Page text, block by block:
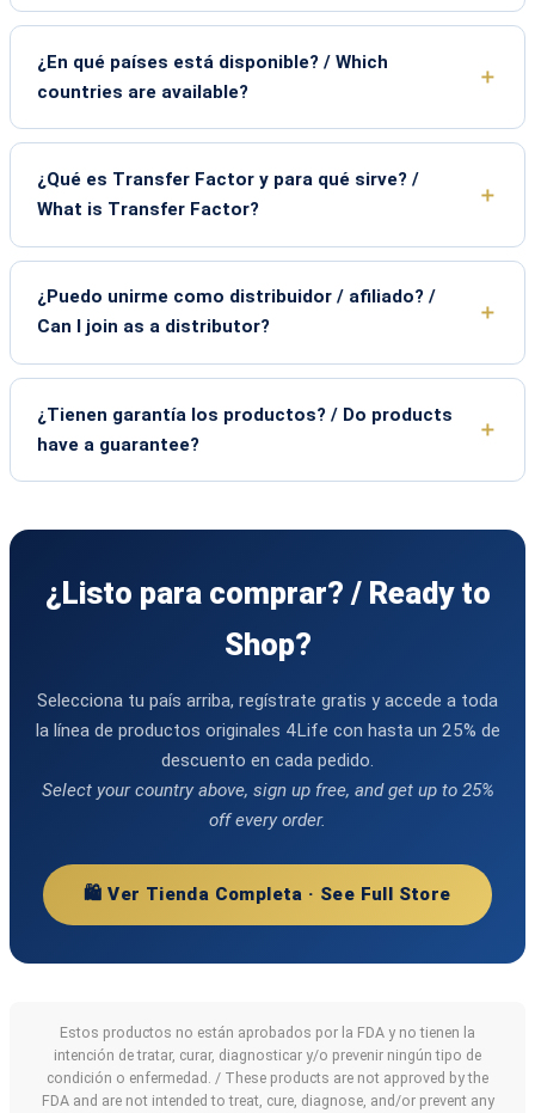
¿En qué países está disponible? / Which
countries are available?
¿Qué es Transfer Factor y para qué sirve? /
What is Transfer Factor?
¿Puedo unirme como distribuidor / afiliado? /
Can I join as a distributor?
¿Tienen garantía los productos? / Do products
have a guarantee?
¿Listo para comprar? / Ready to
Shop?
Selecciona tu país arriba, regístrate gratis y accede a toda
la línea de productos originales 4Life con hasta un 25% de
descuento en cada pedido.
Select your country above, sign up free, and get up to 25%
off every order.
🛍️ Ver Tienda Completa · See Full Store
Estos productos no están aprobados por la FDA y no tienen la
intención de tratar, curar, diagnosticar y/o prevenir ningún tipo de
condición o enfermedad. / These products are not approved by the
FDA and are not intended to treat, cure, diagnose, and/or prevent any